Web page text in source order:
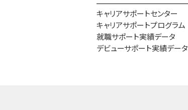
キャリアサポートセンター
キャリアサポートプログラム
就職サポート実績データ
デビューサポート実績データ